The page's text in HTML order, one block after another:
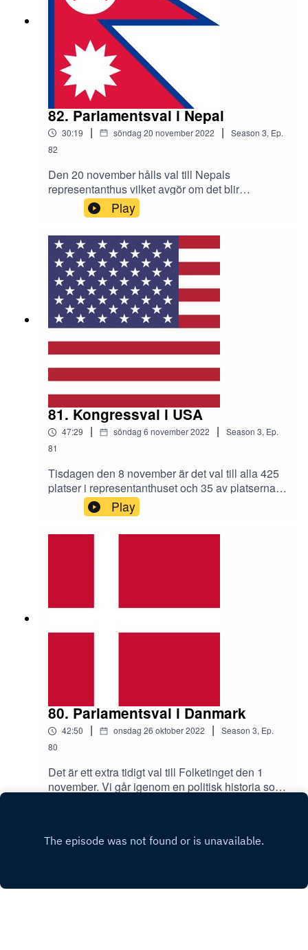
82. Parlamentsval i Nepal
30:19 | söndag 20 november 2022 | Season 3, Ep.
82
Den 20 november hålls val till Nepals
representanthus vilket avgör om det blir
Kommunistpartiet, Maoistpartiet eller
Kongresspartiet som styr nästa regering. En ung
befolkning blir allt mer frustrerad på åldrade
korrupta ledare samtidigt som man brottas med
ekonomiskt osäkerhet och mitt i allt ska försöka
reda ut skillnaderna mellan landets alla
vänsterpartier.
Play
81. Kongressval i USA
47:29 | söndag 6 november 2022 | Season 3, Ep.
81
Tisdagen den 8 november är det val till alla 425
platser i representanthuset och 35 av platserna i
senaten i mellanårsvalet i USA Vi försöker
begripa trenderna i Republikanerna och
Demokraterna genom att titta särskilt på två val:
Play
80. Parlamentsval i Danmark
42:50 | onsdag 26 oktober 2022 | Season 3, Ep.
80
Det är ett extra tidigt val till Folketinget den 1
november. Vi går igenom en politisk historia som
snackisar: minkar, migration och